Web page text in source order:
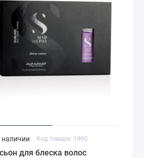
наличии Код товара: 1990
для блеска волос